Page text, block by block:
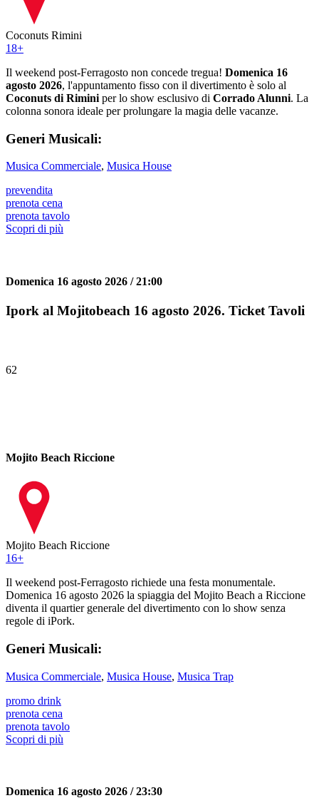
Coconuts Rimini
18+
Il weekend post-Ferragosto non concede tregua! Domenica 16
agosto 2026, l'appuntamento fisso con il divertimento è solo al
Coconuts di Rimini per lo show esclusivo di Corrado Alunni. La
colonna sonora ideale per prolungare la magia delle vacanze.
Generi Musicali:
Musica Commerciale, Musica House
prevendita
prenota cena
prenota tavolo
Scopri di più
Domenica 16 agosto 2026 / 21:00
Ipork al Mojitobeach 16 agosto 2026. Ticket Tavoli
62
Mojito Beach Riccione
Mojito Beach Riccione
16+
Il weekend post-Ferragosto richiede una festa monumentale.
Domenica 16 agosto 2026 la spiaggia del Mojito Beach a Riccione
diventa il quartier generale del divertimento con lo show senza
regole di iPork.
Generi Musicali:
Musica Commerciale, Musica House, Musica Trap
promo drink
prenota cena
prenota tavolo
Scopri di più
Domenica 16 agosto 2026 / 23:30